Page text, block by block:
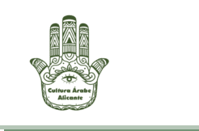
contenido